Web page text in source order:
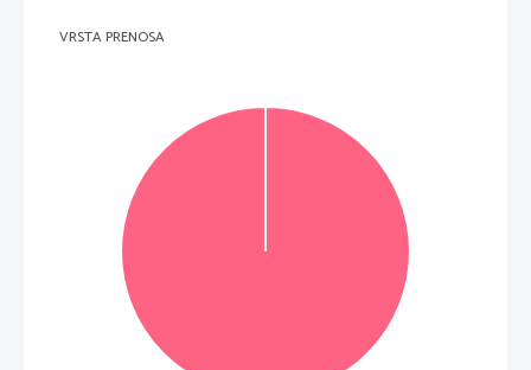
VRSTA PRENOSA